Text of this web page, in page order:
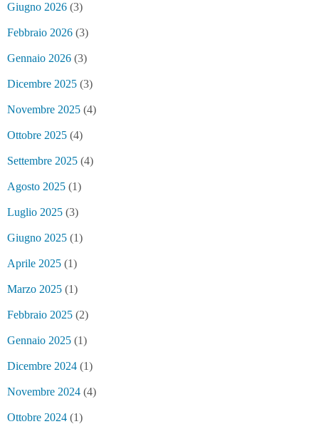
Giugno 2026 (3)
Febbraio 2026 (3)
Gennaio 2026 (3)
Dicembre 2025 (3)
Novembre 2025 (4)
Ottobre 2025 (4)
Settembre 2025 (4)
Agosto 2025 (1)
Luglio 2025 (3)
Giugno 2025 (1)
Aprile 2025 (1)
Marzo 2025 (1)
Febbraio 2025 (2)
Gennaio 2025 (1)
Dicembre 2024 (1)
Novembre 2024 (4)
Ottobre 2024 (1)